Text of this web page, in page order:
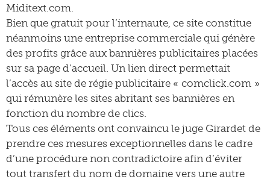
Miditext.com.
Bien que gratuit pour l’internaute, ce site constitue
néanmoins une entreprise commerciale qui génère
des profits grâce aux bannières publicitaires placées
sur sa page d’accueil. Un lien direct permettait
l’accès au site de régie publicitaire « comclick.com »
qui rémunère les sites abritant ses bannières en
fonction du nombre de clics.
Tous ces éléments ont convaincu le juge Girardet de
prendre ces mesures exceptionnelles dans le cadre
d’une procédure non contradictoire afin d’éviter
tout transfert du nom de domaine vers une autre